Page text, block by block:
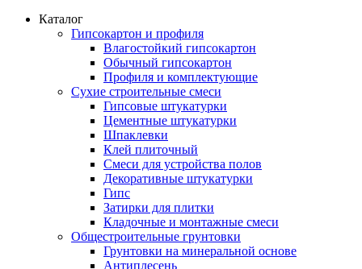
Каталог
Гипсокартон и профиля
Влагостойкий гипсокартон
Обычный гипсокартон
Профиля и комплектующие
Сухие строительные смеси
Гипсовые штукатурки
Цементные штукатурки
Шпаклевки
Клей плиточный
Смеси для устройства полов
Декоративные штукатурки
Гипс
Затирки для плитки
Кладочные и монтажные смеси
Общестроительные грунтовки
Грунтовки на минеральной основе
Антиплесень